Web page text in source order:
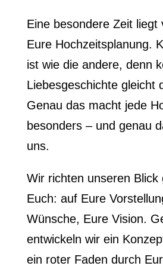
Eine besondere Zeit liegt
Eure Hochzeitsplanung.
ist wie die andere, denn
Liebesgeschichte gleicht
Genau das macht jede
besonders – und genau
uns.
Wir richten unseren Blick
Euch: auf Eure
Wünsche, Eure Vision.
entwickeln wir ein
ein roter Faden durch